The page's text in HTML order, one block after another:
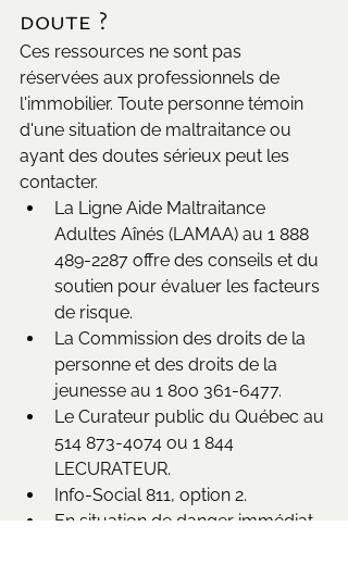
doute ?
Ces ressources ne sont pas
réservées aux professionnels de
l'immobilier. Toute personne témoin
d'une situation de maltraitance ou
ayant des doutes sérieux peut les
contacter.
La Ligne Aide Maltraitance
Adultes Aînés (LAMAA) au 1 888
489-2287 offre des conseils et du
soutien pour évaluer les facteurs
de risque.
La Commission des droits de la
personne et des droits de la
jeunesse au 1 800 361-6477.
Le Curateur public du Québec au
514 873-4074 ou 1 844
LECURATEUR.
Info-Social 811, option 2.
En situation de danger immédiat,